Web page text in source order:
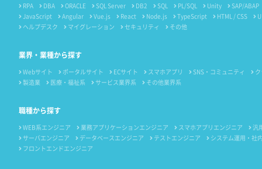
RPA
DBA ORACLE SQL Server DB2 SQL PL/SQL Unity
SAP/ABAP
JavaScript
Angular Vue.js React Node.js TypeScript HTML / CSS
ヘルプデスク
マイグレーション セキュリティ その他
業界・業種から探す
Webサイト ポータルサイト ECサイト スマホアプリ SNS・コミュニティ
製造業
医療・福祉系 サービス業界系 その他業界系
職種から探す
WEB系エンジニア 業務アプリケーションエンジニア スマホアプリエンジニア
汎
サーバエンジニア
データベースエンジニア テストエンジニア
システム運用・社
フロントエンドエンジニア